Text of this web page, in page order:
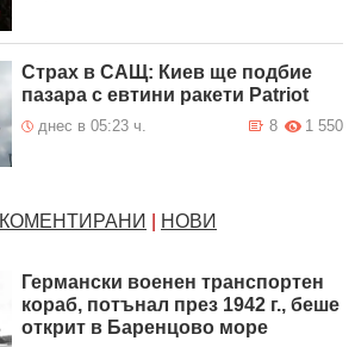
Страх в САЩ: Киев ще подбие
пазара с евтини ракети Patriot
днес в 05:23 ч. 1 550
8
КОМЕНТИРАНИ НОВИ
Германски военен транспортен
кораб, потънал през 1942 г., беше
открит в Баренцово море